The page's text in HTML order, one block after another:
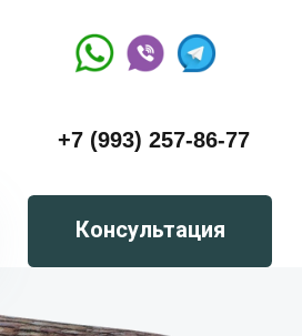
+7 (993) 257-86-77
Консультация